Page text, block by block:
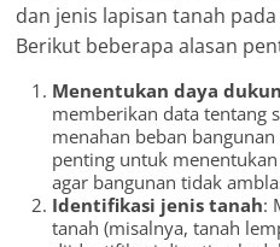
dan jenis lapisan tanah
Berikut beberapa alasan
Menentukan daya
memberikan data tentang
menahan beban
penting untuk
agar bangunan tidak
Identifikasi jenis tanah:
tanah (misalnya, tanah